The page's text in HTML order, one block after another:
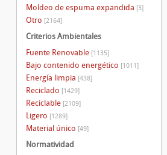
Moldeo de espuma expandida [3]
Otro [2164]
Criterios Ambientales
Fuente Renovable [1135]
Bajo contenido energético [1011]
Energía limpia [438]
Reciclado [1429]
Reciclable [2109]
Ligero [1289]
Material único [49]
Normatividad